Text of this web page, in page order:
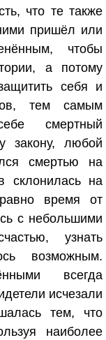
что те также
пришёл или
чтобы
а потому
себя и
тем самым
смертный
закону, любой
смертью на
склонилась на
время от
с небольшими
узнать
возможным.
всегда
исчезали
тем, что
наиболее